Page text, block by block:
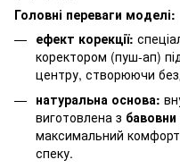
Головні переваги моделі:
ефект корекції:
коректором (пуш-ап)
центру, створюючи
натуральна основа:
виготовлена з бавовни
максимальний комфорт
спеку.